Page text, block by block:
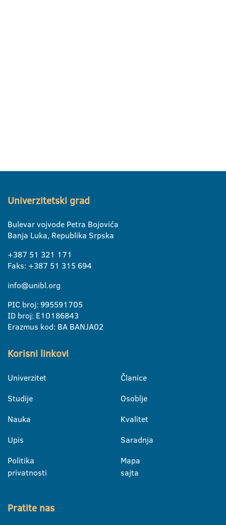
Univerzitetski grad
Bulevar vojvode Petra Bojovića
Banja Luka, Republika Srpska
+387 51 321 171
Faks: +387 51 315 694
info@unibl.org
PIC broj: 995591705
ID broj: E10186843
Erazmus kod: BA BANJA02
Korisni linkovi
Univerzitet
Studije
Nauka
Upis
Politika
privatnosti
Članice
Osoblje
Kvalitet
Saradnja
Mapa
sajta
Pratite nas